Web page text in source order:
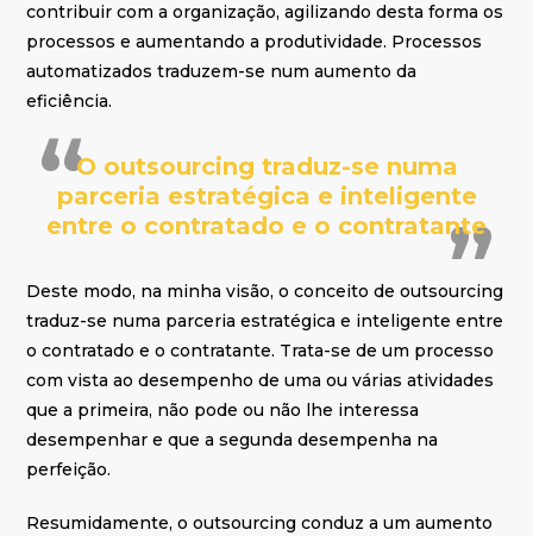
contribuir com a organização, agilizando desta forma os
processos e aumentando a produtividade. Processos
automatizados traduzem-se num aumento da
eficiência.
O outsourcing traduz-se numa
parceria estratégica e inteligente
entre o contratado e o contratante
Deste modo, na minha visão, o conceito de outsourcing
traduz-se numa parceria estratégica e inteligente entre
o contratado e o contratante. Trata-se de um processo
com vista ao desempenho de uma ou várias atividades
que a primeira, não pode ou não lhe interessa
desempenhar e que a segunda desempenha na
perfeição.
Resumidamente, o outsourcing conduz a um aumento